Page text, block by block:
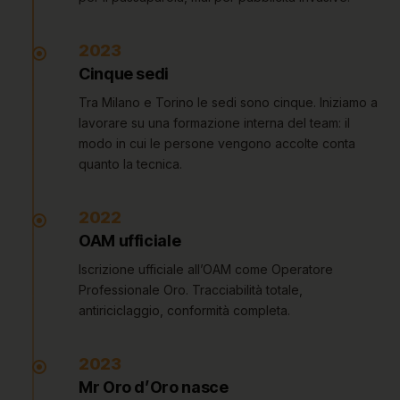
2023
Cinque sedi
Tra Milano e Torino le sedi sono cinque. Iniziamo a
lavorare su una formazione interna del team: il
modo in cui le persone vengono accolte conta
quanto la tecnica.
2022
OAM ufficiale
Iscrizione ufficiale all’OAM come Operatore
Professionale Oro. Tracciabilità totale,
antiriciclaggio, conformità completa.
2023
Mr Oro d’Oro nasce